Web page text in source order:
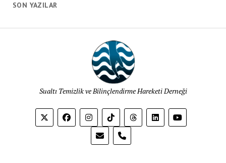
SON YAZILAR
Sualtı Temizlik ve Bilinçlendirme Hareketi Derneği